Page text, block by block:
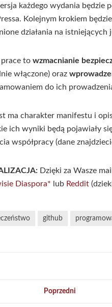
każdego wydania będzie
Kolejnym krokiem będzie
działania na istniejących
prace to wzmacnianie
włączone) oraz
do ich
ma charakter manifestu i
ich wyniki będą pojawiały
współpracy (dane
Dzięki za Wasze
Diaspora* lub Reddit
github
Poprzedni